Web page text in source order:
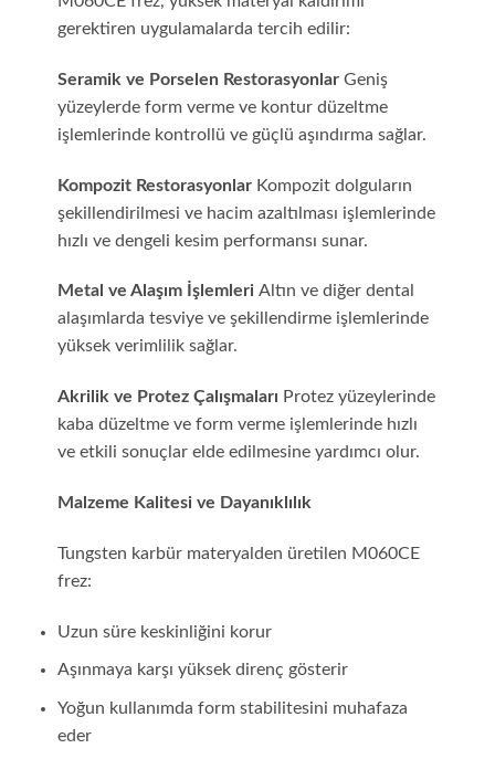
gerektiren uygulamalarda tercih edilir:
Seramik ve Porselen Restorasyonlar Geniş
yüzeylerde form verme ve kontur düzeltme
işlemlerinde kontrollü ve güçlü aşındırma sağlar.
Kompozit Restorasyonlar Kompozit dolguların
şekillendirilmesi ve hacim azaltılması işlemlerinde
hızlı ve dengeli kesim performansı sunar.
Metal ve Alaşım İşlemleri Altın ve diğer dental
alaşımlarda tesviye ve şekillendirme işlemlerinde
yüksek verimlilik sağlar.
Akrilik ve Protez Çalışmaları Protez yüzeylerinde
kaba düzeltme ve form verme işlemlerinde hızlı
ve etkili sonuçlar elde edilmesine yardımcı olur.
Malzeme Kalitesi ve Dayanıklılık
Tungsten karbür materyalden üretilen M060CE
frez:
Uzun süre keskinliğini korur
Aşınmaya karşı yüksek direnç gösterir
Yoğun kullanımda form stabilitesini muhafaza
eder